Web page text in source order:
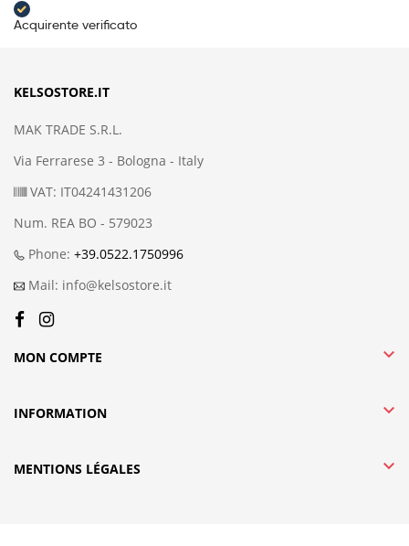
Acquirente verificato
KELSOSTORE.IT
MAK TRADE S.R.L.
Via Ferrarese 3 - Bologna - Italy
VAT: IT04241431206
Num. REA BO - 579023
Phone: +39.0522.1750996
Mail: info@kelsostore.it
MON COMPTE 
INFORMATION 
MENTIONS LÉGALES 